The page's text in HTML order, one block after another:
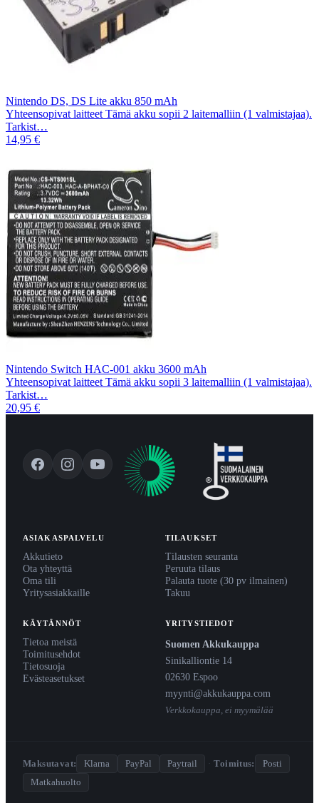
Nintendo DS, DS Lite akku 850 mAh
Yhteensopivat laitteet Tämä akku sopii 2 laitemalliin (1 valmistajaa).
Tarkist…
14,95 €
Nintendo Switch HAC-001 akku 3600 mAh
Yhteensopivat laitteet Tämä akku sopii 3 laitemalliin (1 valmistajaa).
Tarkist…
20,95 €
ASIAKASPALVELU
Akkutieto
Ota yhteyttä
Oma tili
Yritysasiakkaille
TILAUKSET
Tilausten seuranta
Peruuta tilaus
Palauta tuote (30 pv ilmainen)
Takuu
KÄYTÄNNÖT
Tietoa meistä
Toimitusehdot
Tietosuoja
Evästeasetukset
YRITYSTIEDOT
Suomen Akkukauppa
Sinikalliontie 14
02630 Espoo
myynti@akkukauppa.com
Verkkokauppa, ei myymälää
Maksutavat: Klarna PayPal Paytrail · Toimitus:
Posti
Matkahuolto